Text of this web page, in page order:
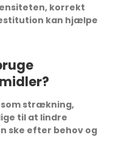
korrekt
kan hjælpe
strækning,
til at lindre
ske efter behov og